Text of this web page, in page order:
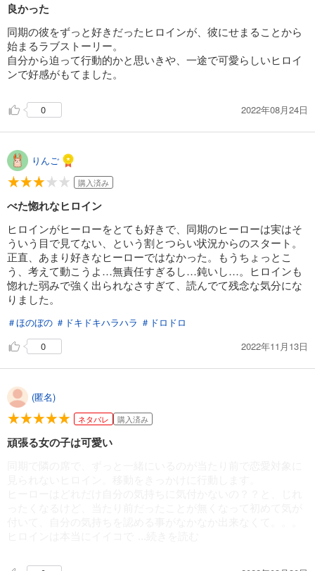
良かった
同期の彼をずっと好きだったヒロインが、彼にせまることから
始まるラブストーリー。
自分から迫って行動的かと思いきや、一途で可愛らしいヒロイ
ンで好感がもてました。
0 2022年08月24日
りんご
購入済み
べた惚れなヒロイン
ヒロインがヒーローをとても好きで、同期のヒーローは実はそ
ういう目で見てない、という割とつらい状況からのスタート。
正直、あまり好きなヒーローではなかった。もうちょっとこ
う、考えて動こうよ…無責任すぎるし…鈍いし…。ヒロインも
惚れた弱みで強く出られなさすぎて、読んでて残念な気分にな
りました。
＃ほのぼの ＃ドキドキハラハラ ＃ドロドロ
0
2022年11月13日
(匿名)
ネタバレ 購入済み
頑張る女の子は可愛い